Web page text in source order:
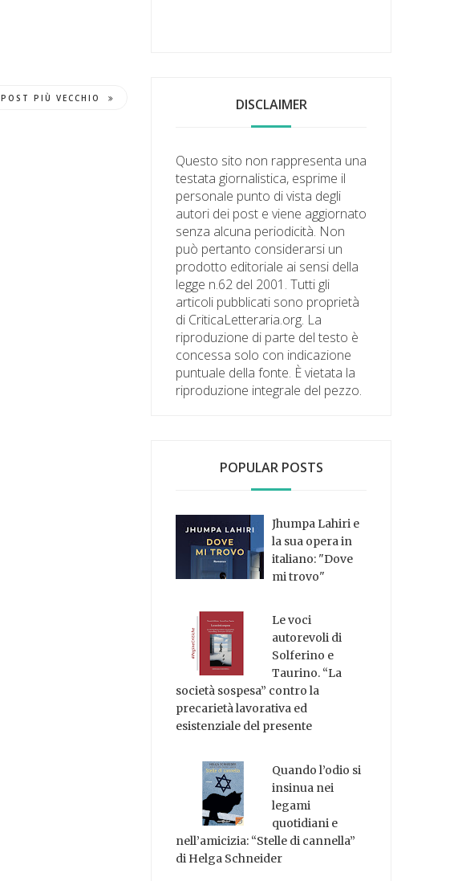
POST PIÙ VECCHIO DISCLAIMER
Questo sito non rappresenta una
testata giornalistica, esprime il
personale punto di vista degli
autori dei post e viene aggiornato
senza alcuna periodicità. Non
può pertanto considerarsi un
prodotto editoriale ai sensi della
legge n.62 del 2001. Tutti gli
articoli pubblicati sono proprietà
di CriticaLetteraria.org. La
riproduzione di parte del testo è
concessa solo con indicazione
puntuale della fonte. È vietata la
riproduzione integrale del pezzo.
POPULAR POSTS
Jhumpa Lahiri e
la sua opera in
italiano: "Dove
mi trovo"
Le voci
autorevoli di
Solferino e
Taurino. “La
società sospesa” contro la
precarietà lavorativa ed
esistenziale del presente
Quando l’odio si
insinua nei
legami
quotidiani e
nell’amicizia: “Stelle di cannella”
di Helga Schneider